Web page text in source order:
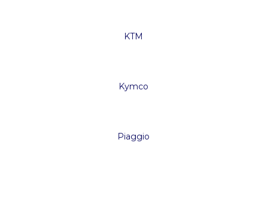
KTM
Kymco
Piaggio